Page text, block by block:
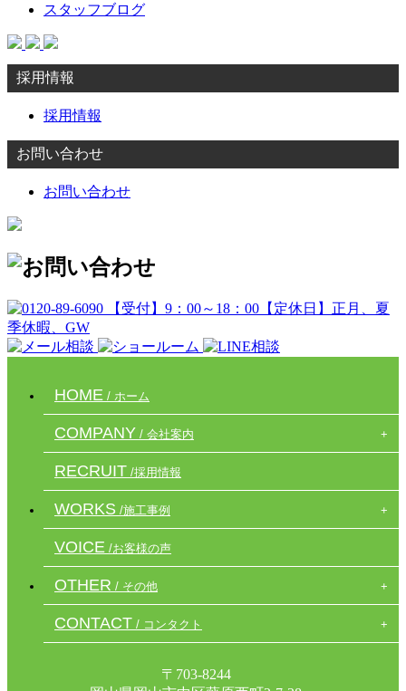
スタッフブログ
採用情報
採用情報
お問い合わせ
お問い合わせ
HOME / ホーム
COMPANY / 会社案内
RECRUIT /採用情報
WORKS /施工事例
VOICE /お客様の声
OTHER / その他
CONTACT / コンタクト
〒703-8244